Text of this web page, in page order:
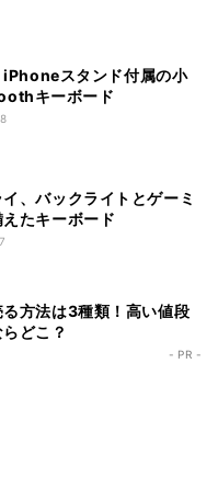
iPhoneスタンド付属の小
キーボード
、バックライトとゲーミ
たキーボード
方法は3種類！高い値段
どこ？
- PR -